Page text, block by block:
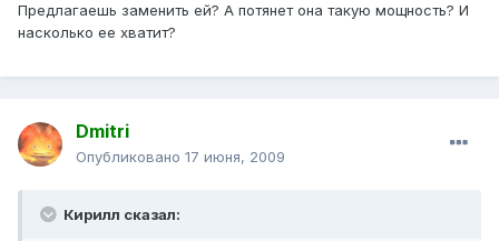
Предлагаешь заменить ей? А потянет она такую мощность? И
насколько ее хватит?
Dmitri
Опубликовано 17 июня, 2009
Кирилл сказал: